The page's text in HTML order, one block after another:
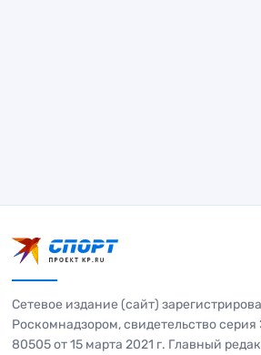
Сетевое издание (сайт)
Роскомнадзором, свидетельство
80505 от 15 марта 2021 г. Главный